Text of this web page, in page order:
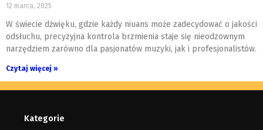
12 marca, 2025
W świecie dźwięku, gdzie każdy niuans może zadecydować o jakości
odsłuchu, precyzyjna kontrola brzmienia staje się nieodzownym
narzędziem zarówno dla pasjonatów muzyki, jak i profesjonalistów.
Czytaj więcej »
Kategorie